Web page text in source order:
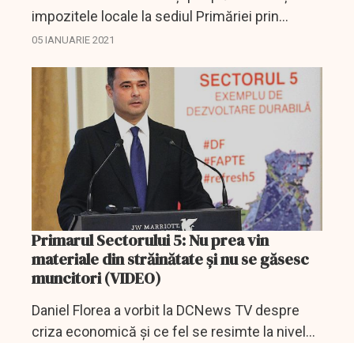
impozitele locale la sediul Primăriei prin
intermediul unei staţii de plată automate.
05 IANUARIE 2021
Primarul Sectorului 5: Nu prea vin
materiale din străinătate și nu se găsesc
muncitori (VIDEO)
Daniel Florea a vorbit la DCNews TV despre
criza economică și ce fel se resimte la nivelul